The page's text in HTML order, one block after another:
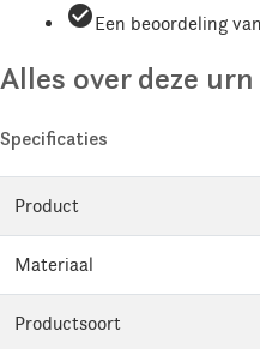
check_circleEen beoordeling
Alles over deze urn
Specificaties
Product
Materiaal
Productsoort